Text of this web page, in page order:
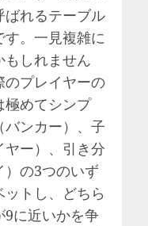
ばれるテーブル
す。一見複雑に
もしれません
のプレイヤーの
極めてシンプ
バンカー）、子
ヤー）、引き分
）の3つのいず
ットし、どちら
9に近いかを争